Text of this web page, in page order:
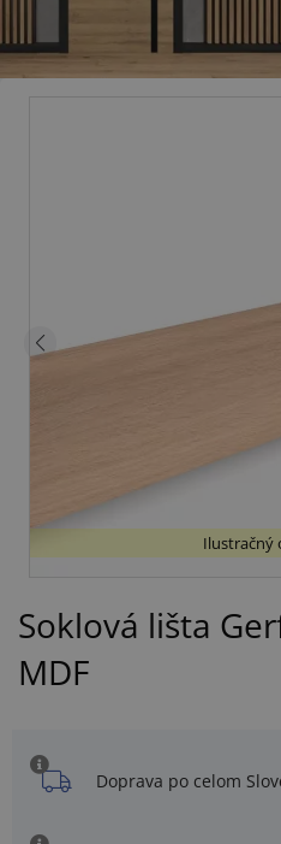
Ilustračný
Soklová lišta
MDF
Doprava po celom